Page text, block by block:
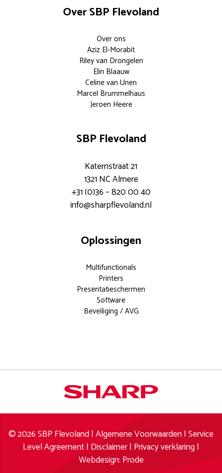
modern kantoor.Meer weten?
aanvragen
Over SBP Flevoland
Over ons
Aziz El-Morabit
Riley van Drongelen
Elin Blaauw
Celine van Unen
Marcel Brummelhaus
Jeroen Heere
SBP Flevoland
Katernstraat 21
1321 NC Almere
+31 (0)36 – 820 00 40
info@sharpflevoland.nl
Oplossingen
Multifunctionals
Printers
Presentatieschermen
Software
Beveiliging / AVG
© 2026 SBP Flevoland |Algemene Voorwaarden|Service
Level Agreement| Disclaimer| Privacy verklaring|
Webdesign: Prode